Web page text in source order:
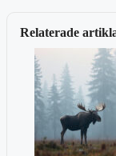
Relaterade